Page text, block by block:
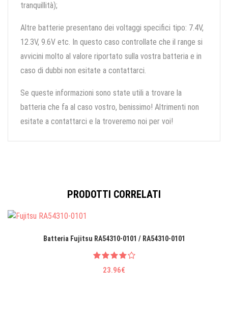
tranquillità);
Altre batterie presentano dei voltaggi specifici tipo: 7.4V,
12.3V, 9.6V etc. In questo caso controllate che il range si
avvicini molto al valore riportato sulla vostra batteria e in
caso di dubbi non esitate a contattarci.
Se queste informazioni sono state utili a trovare la
batteria che fa al caso vostro, benissimo! Altrimenti non
esitate a contattarci e la troveremo noi per voi!
PRODOTTI CORRELATI
Batteria Fujitsu RA54310-0101 / RA54310-0101
23.96€